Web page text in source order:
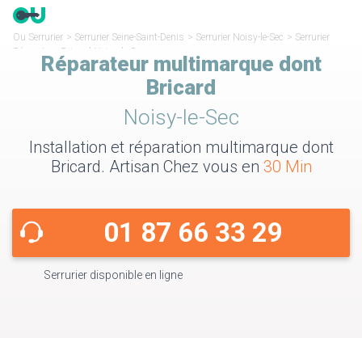
Ou Serrurier > Serrurier Seine-Saint-Denis > Serrurier Noisy-le-Sec > Serrurier
Réparateur Bricard Noisy-le-Sec
Réparateur multimarque dont
Bricard
Noisy-le-Sec
Installation et réparation multimarque dont
Bricard. Artisan Chez vous en 30 Min
01 87 66 33 29
Serrurier disponible en ligne